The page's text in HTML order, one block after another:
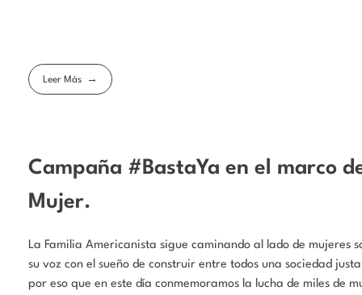
Leer Más
Campaña #BastaYa en el marco
Mujer.
La Familia Americanista sigue caminando al lado de mujeres
su voz con el sueño de construir entre todos una sociedad
por eso que en este día conmemoramos la lucha de miles de